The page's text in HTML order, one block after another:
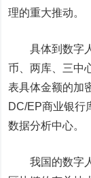
理的重大推动。
具体到数字人
币、两库、三中
表具体金额的加
DC/EP商业银行
数据分析中心。
我国的数字人